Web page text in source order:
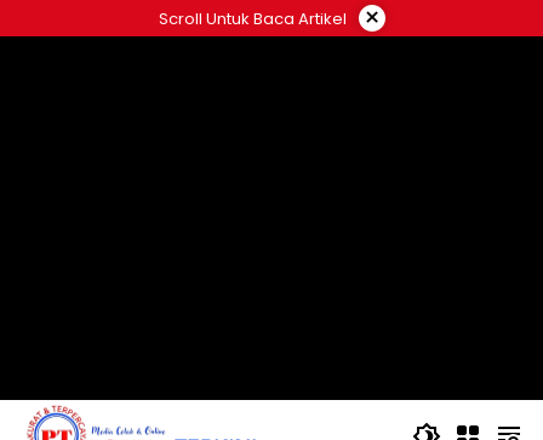
ke
Scroll Untuk Baca Artikel ×